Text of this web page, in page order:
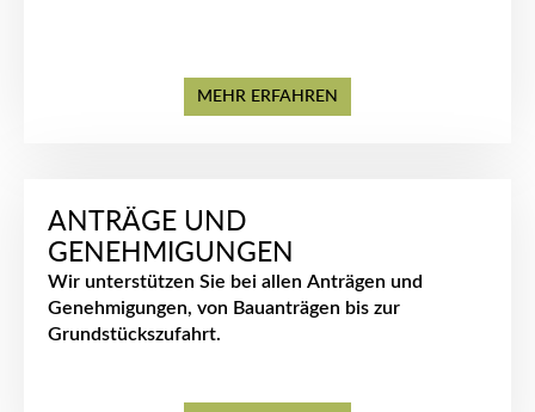
MEHR ERFAHREN
ANTRÄGE UND
GENEHMIGUNGEN
Wir unterstützen Sie bei allen Anträgen und
Genehmigungen, von Bauanträgen bis zur
Grundstückszufahrt.